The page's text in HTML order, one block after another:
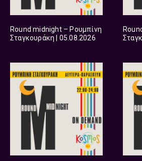
Round midnight – Ρουμπίνη
Σταγκουράκη | 05.08.2026